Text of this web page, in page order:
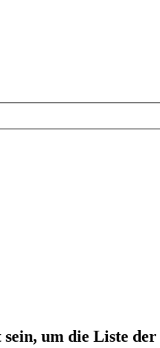
um die Liste